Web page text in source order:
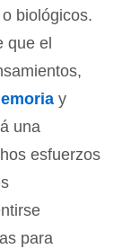
biológicos.
que el
y
una
esfuerzos
para